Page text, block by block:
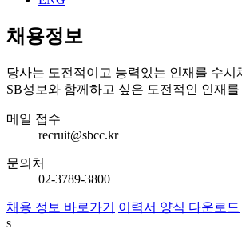
채용정보
당사는 도전적이고 능력있는 인재를 수시
SB성보와 함께하고 싶은 도전적인 인재
메일 접수
recruit@sbcc.kr
문의처
02-3789-3800
채용 정보 바로가기
이력서 양식 다운로드
s